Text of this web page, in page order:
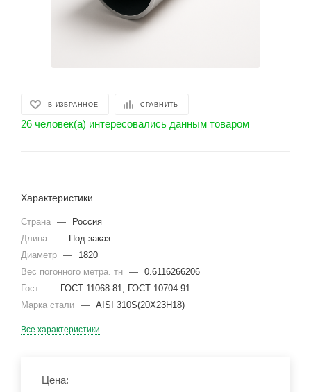
В ИЗБРАННОЕ СРАВНИТЬ
26 человек(а) интересовались данным товаром
Характеристики
Страна —
Россия
Длина —
Под заказ
Диаметр —
1820
Вес погонного метра. тн — 0.6116266206
Гост —
ГОСТ 11068-81, ГОСТ 10704-91
Марка стали — AISI 310S(20Х23Н18)
Все характеристики
Цена: